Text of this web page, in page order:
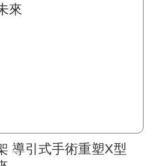
導引式手術重塑X型